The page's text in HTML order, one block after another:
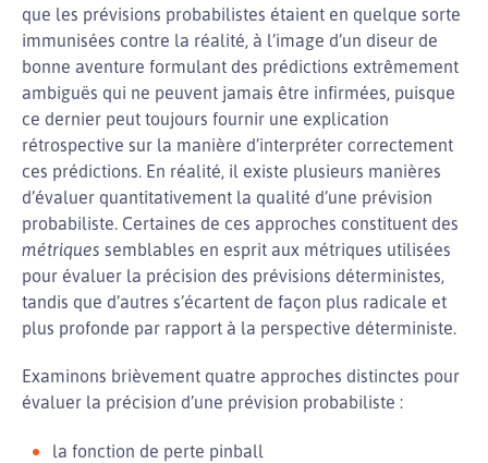
que les prévisions probabilistes étaient en quelque sorte
immunisées contre la réalité, à l’image d’un diseur de
bonne aventure formulant des prédictions extrêmement
ambiguës qui ne peuvent jamais être infirmées, puisque
ce dernier peut toujours fournir une explication
rétrospective sur la manière d’interpréter correctement
ces prédictions. En réalité, il existe plusieurs manières
d’évaluer quantitativement la qualité d’une prévision
probabiliste. Certaines de ces approches constituent des
métriques semblables en esprit aux métriques utilisées
pour évaluer la précision des prévisions déterministes,
tandis que d’autres s’écartent de façon plus radicale et
plus profonde par rapport à la perspective déterministe.
Examinons brièvement quatre approches distinctes pour
évaluer la précision d’une prévision probabiliste :
la fonction de perte pinball